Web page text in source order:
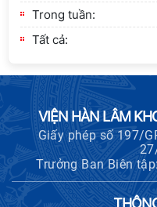
Trong tuần:
Tất cả:
VIỆN HÀN LÂM
Giấy phép số 197/
Trưởng Ban Biên